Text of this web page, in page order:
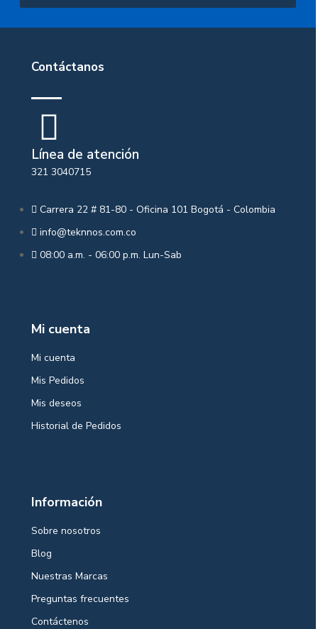
Contáctanos
Línea de atención
321 3040715
Carrera 22 # 81-80 - Oficina 101 Bogotá - Colombia
info@teknnos.com.co
08:00 a.m. - 06:00 p.m. Lun-Sab
Mi cuenta
Mi cuenta
Mis Pedidos
Mis deseos
Historial de Pedidos
Información
Sobre nosotros
Blog
Nuestras Marcas
Preguntas frecuentes
Contáctenos